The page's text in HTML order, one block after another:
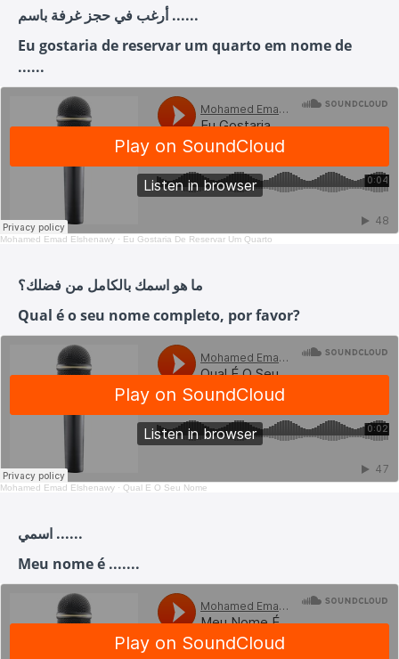
أرغب في حجز غرفة باسم ......
Eu gostaria de reservar um quarto em nome de
......
Mohamed Emad Elshenawy · Eu Gostaria De Reservar Um Quarto
ما هو اسمك بالكامل من فضلك؟
Qual é o seu nome completo, por favor?
Mohamed Emad Elshenawy · Qual É O Seu Nome
اسمي ......
Meu nome é .......